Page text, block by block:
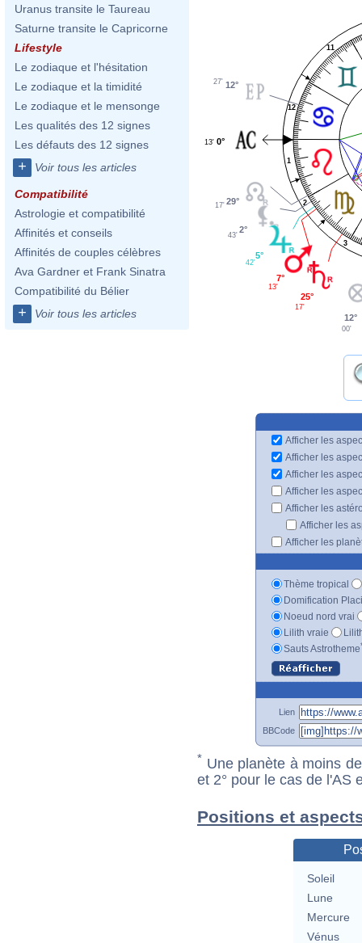
Uranus transite le Taureau
Saturne transite le Capricorne
Lifestyle
Le zodiaque et l'hésitation
Le zodiaque et la timidité
Le zodiaque et le mensonge
Les qualités des 12 signes
Les défauts des 12 signes
+ Voir tous les articles
Compatibilité
Astrologie et compatibilité
Affinités et conseils
Affinités de couples célèbres
Ava Gardner et Frank Sinatra
Compatibilité du Bélier
+ Voir tous les articles
1
2
3
11
12
12°
27'
0°
13'
29°
17'
2°
43'
5°
42'
7°
13'
25°
17'
12°
00'
Afficher les
Afficher les
Afficher les
Afficher les
Afficher les
Afficher les
Afficher les
Thème tropical
Domification
Noeud nord vrai
Lilith vraie
Sauts Astrotheme
Lien
BBCode
* Une planète à moins
et 2° pour le cas de l'AS
Positions et
Soleil
Lune
Mercure
Vénus